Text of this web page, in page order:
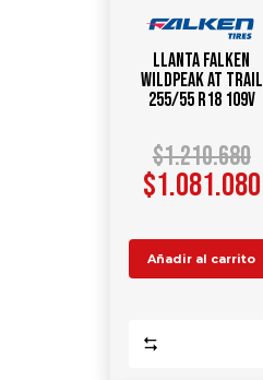
Llanta FALKEN
WildPeak AT TRAIL
255/55 R18 109V
$1.210.680
$1.081.080
Añadir al carrito